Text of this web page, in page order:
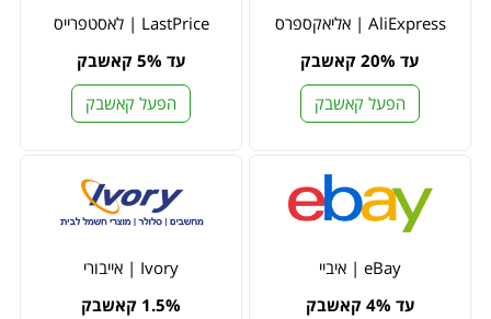
AliExpress | אליאקספרס
עד 20% קאשבק
הפעל קאשבק
LastPrice | לאסטפרייס
עד 5% קאשבק
הפעל קאשבק
eBay | איביי
עד 4% קאשבק
Ivory | אייבורי
1.5% קאשבק